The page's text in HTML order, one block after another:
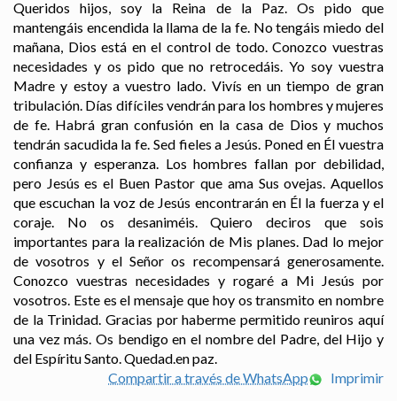
Queridos hijos, soy la Reina de la Paz. Os pido que
mantengáis encendida la llama de la fe. No tengáis miedo del
mañana, Dios está en el control de todo. Conozco vuestras
necesidades y os pido que no retrocedáis. Yo soy vuestra
Madre y estoy a vuestro lado. Vivís en un tiempo de gran
tribulación. Días difíciles vendrán para los hombres y mujeres
de fe. Habrá gran confusión en la casa de Dios y muchos
tendrán sacudida la fe. Sed fieles a Jesús. Poned en Él vuestra
confianza y esperanza. Los hombres fallan por debilidad,
pero Jesús es el Buen Pastor que ama Sus ovejas. Aquellos
que escuchan la voz de Jesús encontrarán en Él la fuerza y el
coraje. No os desaniméis. Quiero deciros que sois
importantes para la realización de Mis planes. Dad lo mejor
de vosotros y el Señor os recompensará generosamente.
Conozco vuestras necesidades y rogaré a Mi Jesús por
vosotros. Este es el mensaje que hoy os transmito en nombre
de la Trinidad. Gracias por haberme permitido reuniros aquí
una vez más. Os bendigo en el nombre del Padre, del Hijo y
del Espíritu Santo. Quedad.en paz.
Compartir a través de WhatsApp
Imprimir